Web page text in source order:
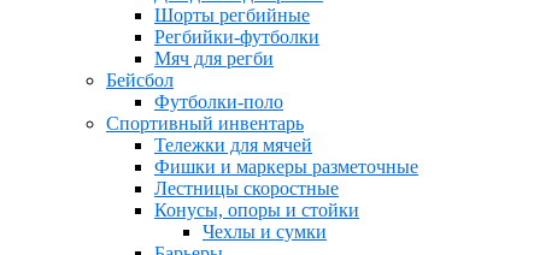
Шорты регбийные
Регбийки-футболки
Мяч для регби
Бейсбол
Футболки-поло
Спортивный инвентарь
Тележки для мячей
Фишки и маркеры разметочные
Лестницы скоростные
Конусы, опоры и стойки
Чехлы и сумки